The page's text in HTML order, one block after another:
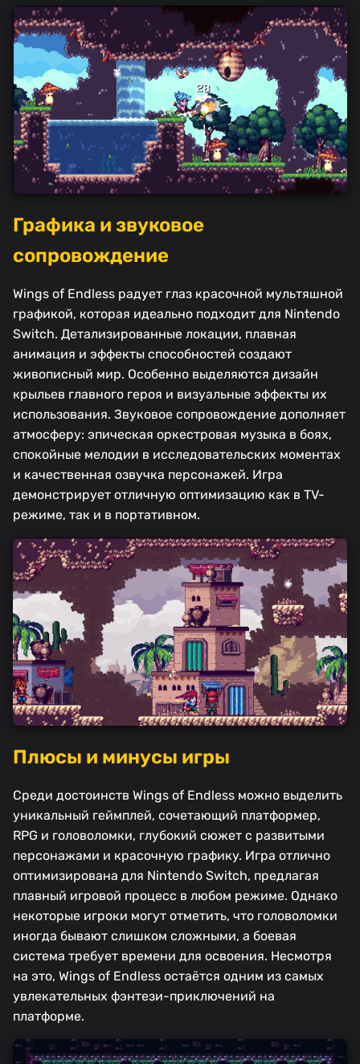
Графика и звуковое
сопровождение
Wings of Endless радует глаз красочной мультяшной
графикой, которая идеально подходит для Nintendo
Switch. Детализированные локации, плавная
анимация и эффекты способностей создают
живописный мир. Особенно выделяются дизайн
крыльев главного героя и визуальные эффекты их
использования. Звуковое сопровождение дополняет
атмосферу: эпическая оркестровая музыка в боях,
спокойные мелодии в исследовательских моментах
и качественная озвучка персонажей. Игра
демонстрирует отличную оптимизацию как в TV-
режиме, так и в портативном.
Плюсы и минусы игры
Среди достоинств Wings of Endless можно выделить
уникальный геймплей, сочетающий платформер,
RPG и головоломки, глубокий сюжет с развитыми
персонажами и красочную графику. Игра отлично
оптимизирована для Nintendo Switch, предлагая
плавный игровой процесс в любом режиме. Однако
некоторые игроки могут отметить, что головоломки
иногда бывают слишком сложными, а боевая
система требует времени для освоения. Несмотря
на это, Wings of Endless остаётся одним из самых
увлекательных фэнтези-приключений на
платформе.